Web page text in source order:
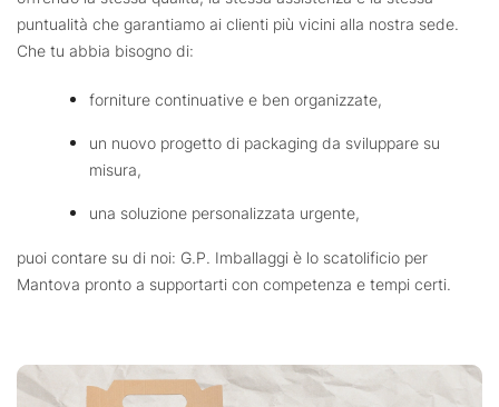
puntualità che garantiamo ai clienti più vicini alla nostra sede.
Che tu abbia bisogno di:
forniture continuative e ben organizzate,
un nuovo progetto di packaging da sviluppare su
misura,
una soluzione personalizzata urgente,
puoi contare su di noi: G.P. Imballaggi è lo scatolificio per
Mantova pronto a supportarti con competenza e tempi certi.